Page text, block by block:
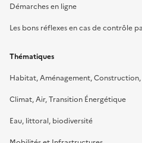
Démarches en ligne
Les bons réflexes en cas de contrôle
Thématiques
Habitat, Aménagement, Construction,
Climat, Air, Transition Énergétique
Eau, littoral, biodiversité